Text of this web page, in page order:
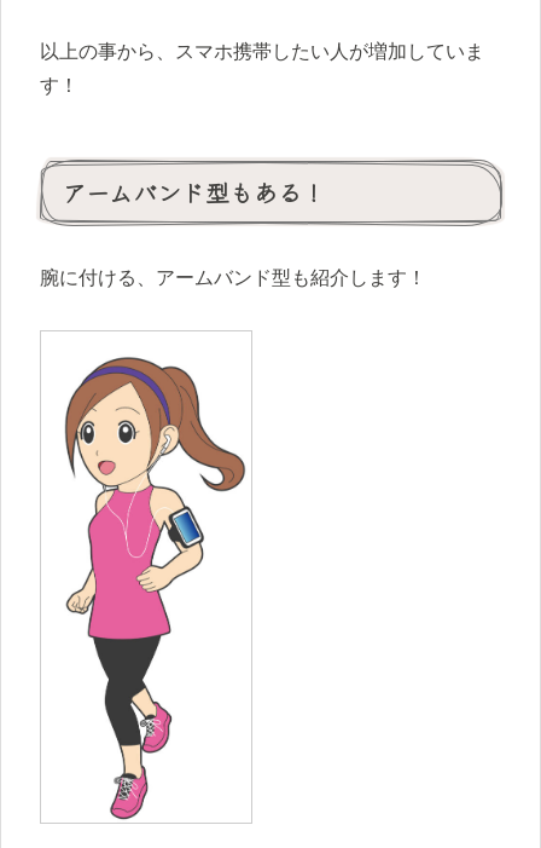
以上の事から、スマホ携帯したい人が増加していま
す！
アームバンド型もある！
腕に付ける、アームバンド型も紹介します！